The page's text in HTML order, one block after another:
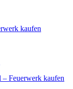
kaufen
– Feuerwerk kaufen